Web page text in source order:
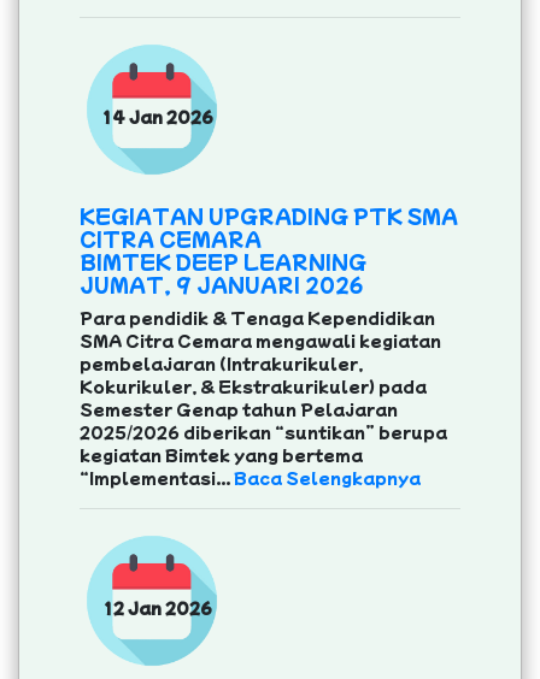
14 Jan 2026
KEGIATAN UPGRADING PTK SMA
CITRA CEMARA
BIMTEK DEEP LEARNING
JUMAT, 9 JANUARI 2026
Para pendidik & Tenaga Kependidikan
SMA Citra Cemara mengawali kegiatan
pembelajaran (Intrakurikuler,
Kokurikuler, & Ekstrakurikuler) pada
Semester Genap tahun Pelajaran
2025/2026 diberikan “suntikan” berupa
kegiatan Bimtek yang bertema
“Implementasi...Baca Selengkapnya
12 Jan 2026